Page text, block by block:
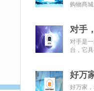
购物商
对手是
台，它
好万家